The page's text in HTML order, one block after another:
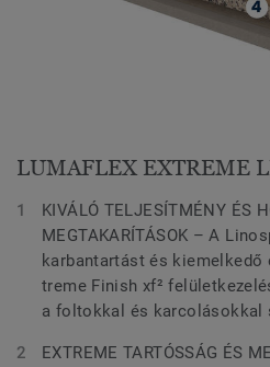
LUMAFLEX EXTREME
KIVÁLÓ TELJESÍTMÉNY ÉS
MEGTAKARÍTÁSOK – A
karbantartást és
treme Finish xf²
a foltokkal és karcolásokkal
EXTREME TARTÓSSÁG ÉS